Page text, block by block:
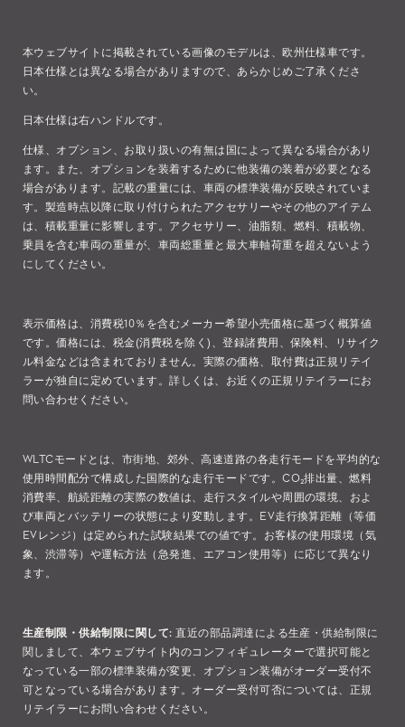
本ウェブサイトに掲載されている画像のモデルは、欧州仕様車です。
日本仕様とは異なる場合がありますので、あらかじめご了承くださ
い。
日本仕様は右ハンドルです。
仕様、オプション、お取り扱いの有無は国によって異なる場合があり
ます。また、オプションを装着するために他装備の装着が必要となる
場合があります。記載の重量には、車両の標準装備が反映されていま
す。製造時点以降に取り付けられたアクセサリーやその他のアイテム
は、積載重量に影響します。アクセサリー、油脂類、燃料、積載物、
乗員を含む車両の重量が、車両総重量と最大車軸荷重を超えないよう
にしてください。
表示価格は、消費税10％を含むメーカー希望小売価格に基づく概算値
です。価格には、税金(消費税を除く)、登録諸費用、保険料、リサイク
ル料金などは含まれておりません。実際の価格、取付費は正規リテイ
ラーが独自に定めています。詳しくは、お近くの正規リテイラーにお
問い合わせください。
WLTCモードとは、市街地、郊外、高速道路の各走行モードを平均的な
使用時間配分で構成した国際的な走行モードです。CO₂排出量、燃料
消費率、航続距離の実際の数値は、走行スタイルや周囲の環境、およ
び車両とバッテリーの状態により変動します。EV走行換算距離（等価
EVレンジ）は定められた試験結果での値です。お客様の使用環境（気
象、渋滞等）や運転方法（急発進、エアコン使用等）に応じて異なり
ます。
生産制限・供給制限に関して: 直近の部品調達による生産・供給制限に
関しまして、本ウェブサイト内のコンフィギュレーターで選択可能と
なっている一部の標準装備が変更、オプション装備がオーダー受付不
可となっている場合があります。オーダー受付可否については、正規
リテイラーにお問い合わせください。